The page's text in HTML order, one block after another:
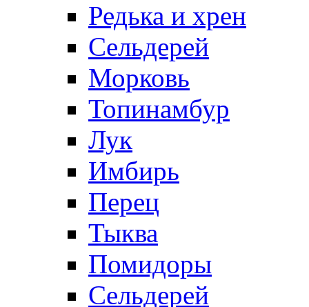
Редька и хрен
Сельдерей
Морковь
Топинамбур
Лук
Имбирь
Перец
Тыква
Помидоры
Сельдерей